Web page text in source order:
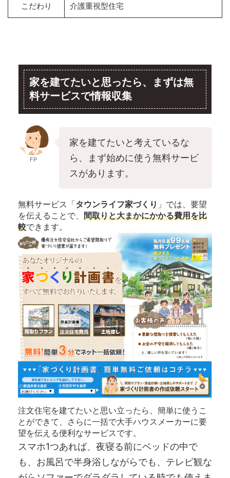
こだわり 介護重視型住宅
家を建てたいと思ったら、まずは無
料サービスで情報収集
FP
家を建てたいと考えているな
ら、まず始めに使う無料サービ
スがあります。
無料サービス「タウンライフ家づくり 」では、要望
を伝えることで、 間取りと大まかにかかる費用を比
較できます。
注文住宅を建てたいと思い立ったら、簡単に使うこ
とができて、さらに一括で大手ハウスメーカーに要
望を伝える便利なサービスです。
スマホ1つあれば、夜寝る前にベッドの中で
も、お風呂で半身浴しながらでも、テレビ観な